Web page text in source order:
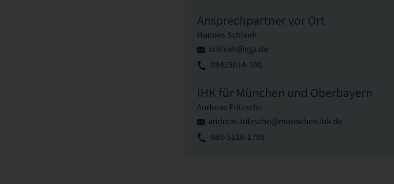
Ansprechpartner vor Ort
Hannes Schleeh
schleeh@egz.de
08419014-100
IHK für München und Oberbayern
Andreas Fritzsche
andreas.fritzsche@muenchen.ihk.de
089-5116-1785